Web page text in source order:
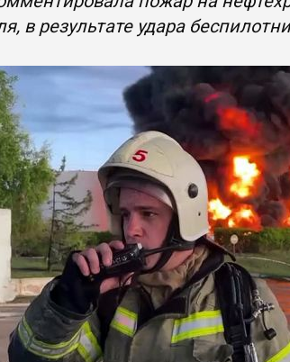
в результате удара